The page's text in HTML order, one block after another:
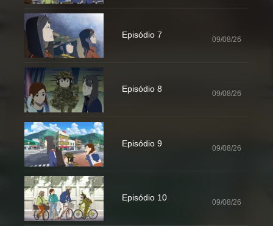
Episódio 7 09/08/26
Episódio 8 09/08/26
Episódio 9 09/08/26
Episódio 10 09/08/26